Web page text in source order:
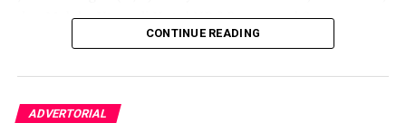
Singkawang. Capaian ini menjadi bukti konkret bahwa
Kota Gorontalo terus bertransformasi menjadi daerah
dan Maluku Utara di Hotel NDC Resort and Spa,
Manado, Sulawesi Utara, Rabu (29/7/2026).
Delegasi Pemkot Gorontalo dipimpin langsung oleh
Wakil Wali Kota Gorontalo Indra Gobel, didampingi
CONTINUE READING
ADVERTORIAL